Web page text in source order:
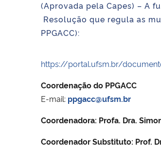
(Aprovada pela Capes) – A
Resolução que regula as
PPGACC):
https://portal.ufsm.br/
Coordenação do PPGACC
E-mail: ppgacc@ufsm.br
Coordenadora: Profa. Dra.
Coordenador Substituto: Prof.